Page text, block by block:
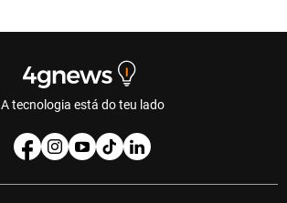
A tecnologia está do teu lado